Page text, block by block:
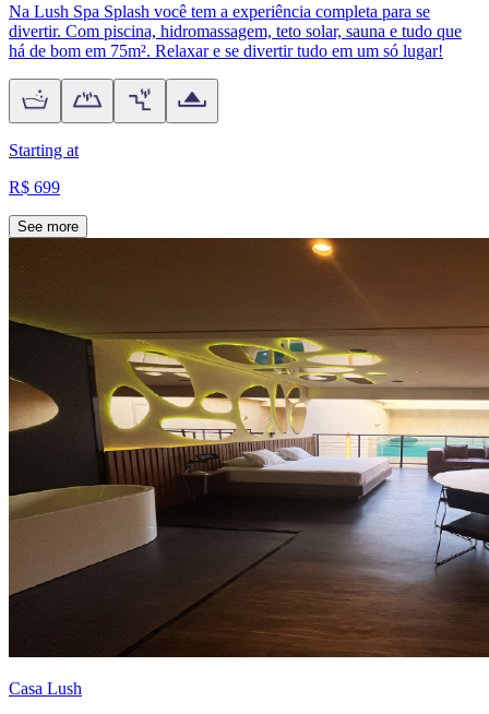
Na Lush Spa Splash você tem a experiência completa para se
divertir. Com piscina, hidromassagem, teto solar, sauna e tudo que
há de bom em 75m². Relaxar e se divertir tudo em um só lugar!
Starting at
R$ 699
See more
Casa Lush